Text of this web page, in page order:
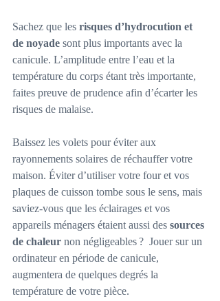
Sachez que les risques d’hydrocution et
de noyade sont plus importants avec la
canicule. L’amplitude entre l’eau et la
température du corps étant très importante,
faites preuve de prudence afin d’écarter les
risques de malaise.
Baissez les volets pour éviter aux
rayonnements solaires de réchauffer votre
maison. Éviter d’utiliser votre four et vos
plaques de cuisson tombe sous le sens, mais
saviez-vous que les éclairages et vos
appareils ménagers étaient aussi des sources
de chaleur non négligeables ?  Jouer sur un
ordinateur en période de canicule,
augmentera de quelques degrés la
température de votre pièce.